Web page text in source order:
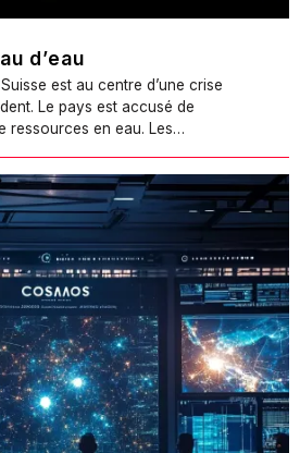
d’eau
est au centre d’une crise
Le pays est accusé de
ressources en eau. Les…